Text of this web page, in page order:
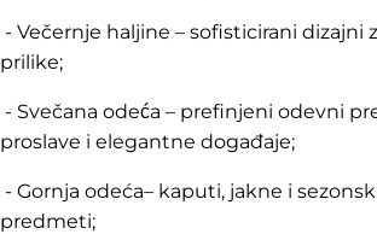
- Večernje haljine – sofisticirani dizajni
prilike;
- Svečana odeća – prefinjeni odevni
proslave i elegantne događaje;
- Gornja odeća– kaputi, jakne i
predmeti;